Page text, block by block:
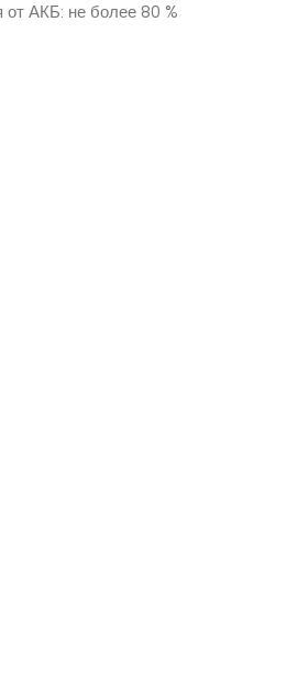
от АКБ: не более 80 %